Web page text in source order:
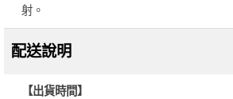
射。
配送說明
【出貨時間】